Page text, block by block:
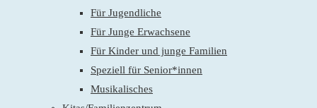
Für Jugendliche
Für Junge Erwachsene
Für Kinder und junge Familien
Speziell für Senior*innen
Musikalisches